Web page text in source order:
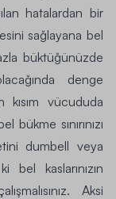
hatalardan bir
sağlayana bel
büktüğünüzde
denge
kısım vücududa
sınırınızı
dumbell veya
kaslarınızın
Aksi